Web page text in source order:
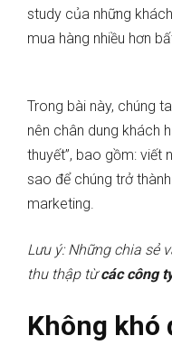
study của những
mua hàng nhiều hơn
Trong bài này, chúng
nên chân dung khách
thuyết”, bao gồm: viết
sao để chúng trở
marketing.
Lưu ý: Những chia sẻ
thu thập từcác công
Không khó